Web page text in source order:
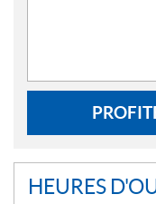
HEURES